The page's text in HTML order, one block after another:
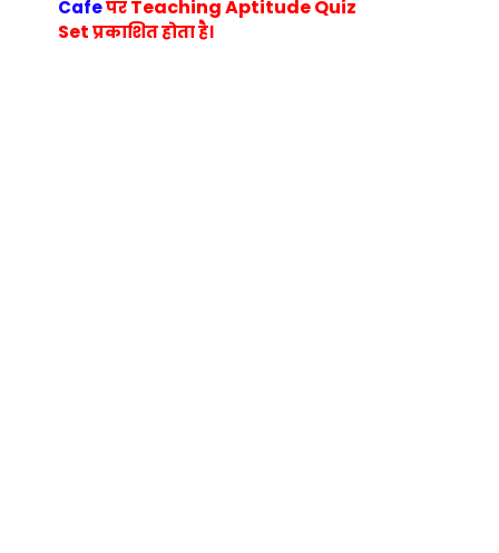
CafeपरTeaching Aptitude Quiz
Setप्रकाशित होता है।